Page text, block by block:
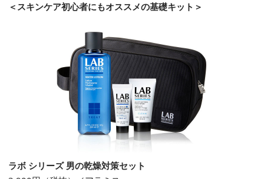
＜スキンケア初心者にもオススメの基礎キット＞
ラボ シリーズ 男の乾燥対策セット